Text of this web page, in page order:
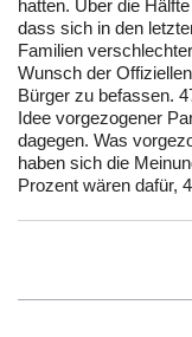
hatten. Über die
dass sich in den
Familien
Wunsch der
Bürger zu befassen.
Idee vorgezogener
dagegen. Was
haben sich die
Prozent wären dafür,